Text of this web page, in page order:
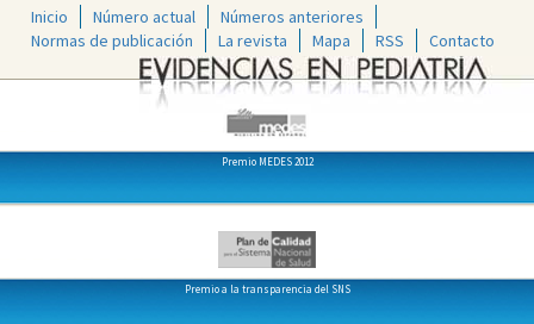
Inicio Número actual
Números anteriores
Normas de publicación
La revista Mapa RSS Contacto
Premio MEDES 2012
Premio a la transparencia del SNS